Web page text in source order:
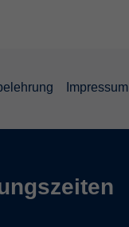
Impressum